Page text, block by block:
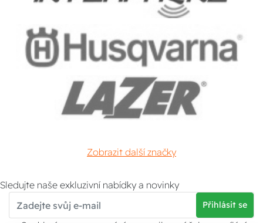
Zobrazit další značky
Sledujte naše exkluzivní nabídky a novinky
Přihlásit se